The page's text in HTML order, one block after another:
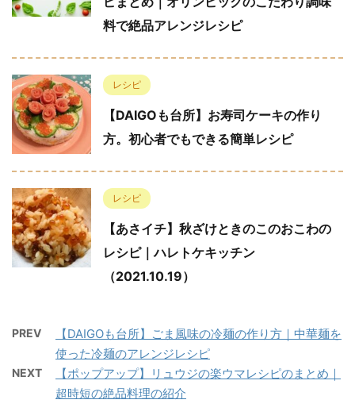
料で絶品アレンジレシピ
レシピ
【DAIGOも台所】お寿司ケーキの作り
方。初心者でもできる簡単レシピ
レシピ
【あさイチ】秋ざけときのこのおこわの
レシピ｜ハレトケキッチン
（2021.10.19）
PREV
【DAIGOも台所】ごま風味の冷麺の作り方｜中華麺を
使った冷麺のアレンジレシピ
NEXT
【ポップアップ】リュウジの楽ウマレシピのまとめ｜
超時短の絶品料理の紹介